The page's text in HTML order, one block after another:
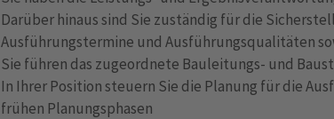
Darüber hinaus sind Sie zuständig für die
Ausführungstermine und Ausführungsqualitäten
Sie führen das zugeordnete Bauleitungs- und
In Ihrer Position steuern Sie die Planung für die
frühen Planungsphasen